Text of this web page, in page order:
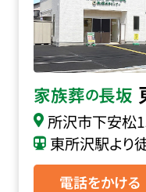
家族葬の長坂
所沢市下安松
東所沢駅より
電話をかける